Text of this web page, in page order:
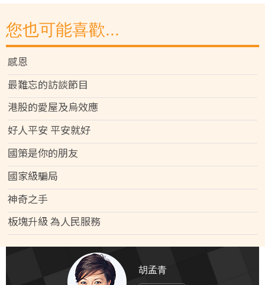
您也可能喜歡...
感恩
最難忘的訪談節目
港股的愛屋及烏效應
好人平安 平安就好
國策是你的朋友
國家級騙局
神奇之手
板塊升級 為人民服務
胡孟青